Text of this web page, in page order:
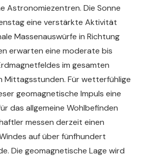
Astronomiezentren. Die Sonne
eine verstärkte Aktivität
Massenauswürfe in Richtung
erwarten eine moderate bis
im gesamten
Mittagsstunden. Für wetterfühlige
geomagnetische Impuls eine
das allgemeine Wohlbefinden
messen derzeit einen
auf über fünfhundert
Die geomagnetische Lage wird